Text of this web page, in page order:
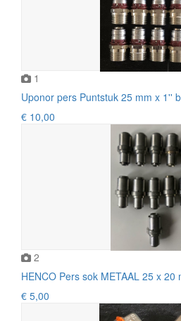
1
Uponor pers Puntstuk 25 mm x 1''
€ 10,00
2
HENCO Pers sok METAAL 25 x 20
€ 5,00